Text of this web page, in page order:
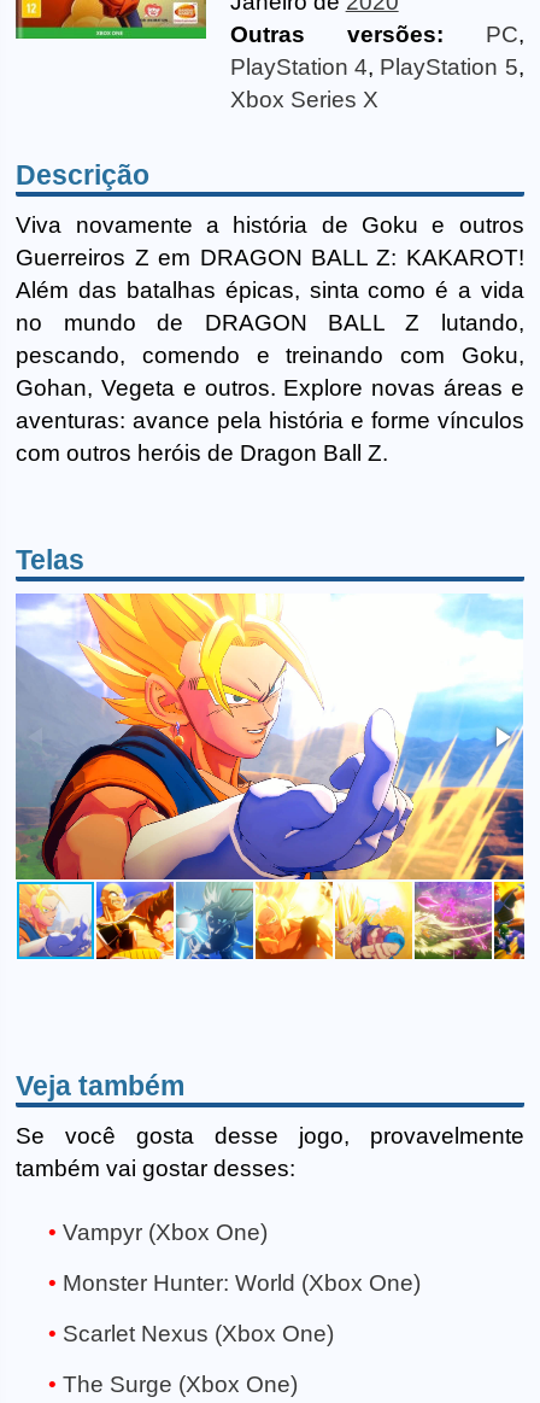
Outras versões:
PC,
PlayStation 4, PlayStation 5,
Xbox Series X
Descrição
Viva novamente a história de Goku e outros
Guerreiros Z em DRAGON BALL Z: KAKAROT!
Além das batalhas épicas, sinta como é a vida
no mundo de DRAGON BALL Z lutando,
pescando, comendo e treinando com Goku,
Gohan, Vegeta e outros. Explore novas áreas e
aventuras: avance pela história e forme vínculos
com outros heróis de Dragon Ball Z.
Telas
Veja também
Se você gosta desse jogo, provavelmente
também vai gostar desses:
Vampyr (Xbox One)
Monster Hunter: World (Xbox One)
Scarlet Nexus (Xbox One)
The Surge (Xbox One)